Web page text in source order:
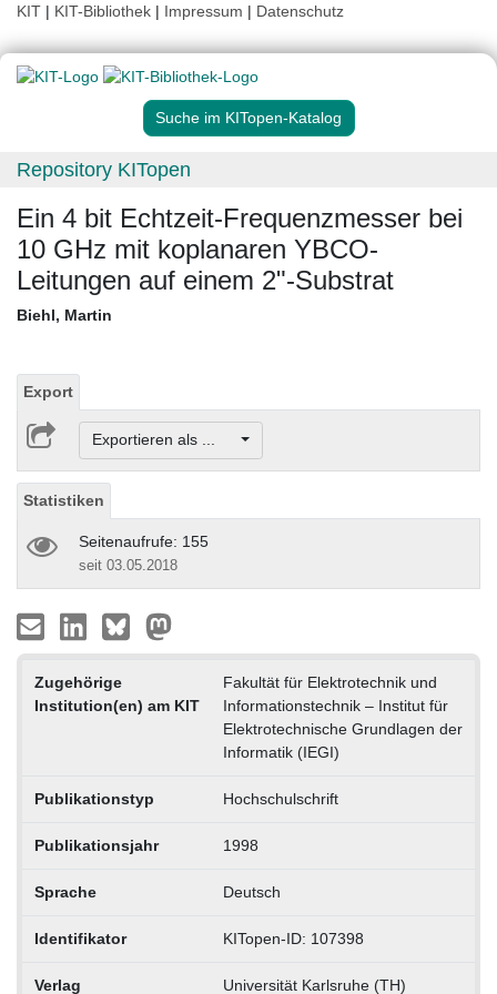
KIT | KIT-Bibliothek | Impressum | Datenschutz
Suche im KITopen-Katalog
Repository KITopen
Ein 4 bit Echtzeit-Frequenzmesser bei
10 GHz mit koplanaren YBCO-
Leitungen auf einem 2"-Substrat
Biehl, Martin
Export
Exportieren als ...
Statistiken
Seitenaufrufe: 155
seit 03.05.2018
Zugehörige
Institution(en) am KIT
Fakultät für Elektrotechnik und
Informationstechnik – Institut für
Elektrotechnische Grundlagen der
Informatik (IEGI)
Publikationstyp Hochschulschrift
Publikationsjahr 1998
Sprache Deutsch
Identifikator KITopen-ID: 107398
Verlag Universität Karlsruhe (TH)